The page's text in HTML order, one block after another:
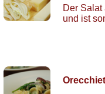
Der
und ist